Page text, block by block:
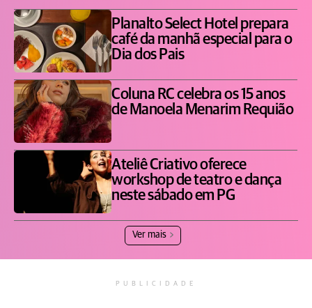
Planalto Select Hotel prepara
café da manhã especial para o
Dia dos Pais
Coluna RC celebra os 15 anos
de Manoela Menarim Requião
Ateliê Criativo oferece
workshop de teatro e dança
neste sábado em PG
Ver mais
PUBLICIDADE